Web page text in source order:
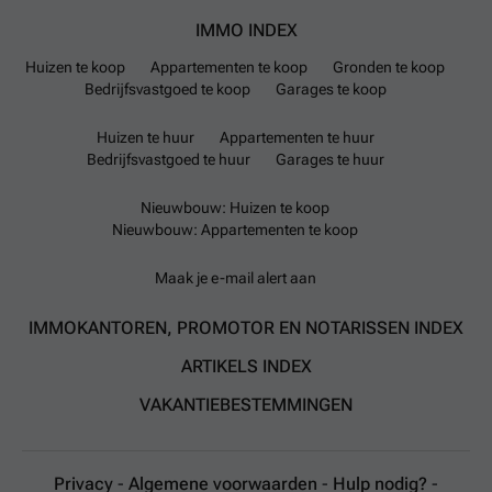
van gedeelde fietsen of auto's en er zijn geen
laadpalen voor elektrische voertuigen bekend. De
dichtstbijzijnde luchthaven is Liège Airport, bereikbaar
openbaar vervoer.
IMMO INDEX
Huizen te koop Appartementen te koop
Gronden te koop
Bedrijfsvastgoed te koop
Garages te koop
Huizen te huur
Appartementen te huur
Bedrijfsvastgoed te huur
Garages te huur
Nieuwbouw: Huizen te koop
Nieuwbouw: Appartementen te koop
Maak je e-mail alert aan
IMMOKANTOREN, PROMOTOR EN NOTARISSEN INDEX
ARTIKELS INDEX
VAKANTIEBESTEMMINGEN
Privacy - Algemene voorwaarden - Hulp nodig? -